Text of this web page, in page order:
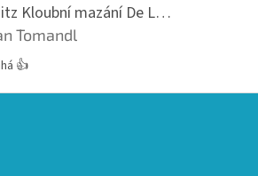
Priessnitz Kloubní mazání De Luxe, 200ml
produktu je 5 z 5 hvězdiček.
Tomandl
👍